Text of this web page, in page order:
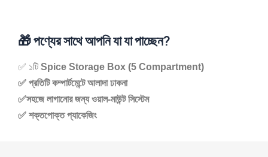
🎁 পণ্যের সাথে আপনি যা যা পাচ্ছেন?
✅ ১টিSpice Storage Box (5 Compartment)
✅ প্রতিটি কম্পার্টমেন্টে আলাদা ঢাকনা
✅সহজে লাগানোর জন্য ওয়াল-মাউন্ট সিস্টেম
✅ শক্তপোক্ত প্যাকেজিং